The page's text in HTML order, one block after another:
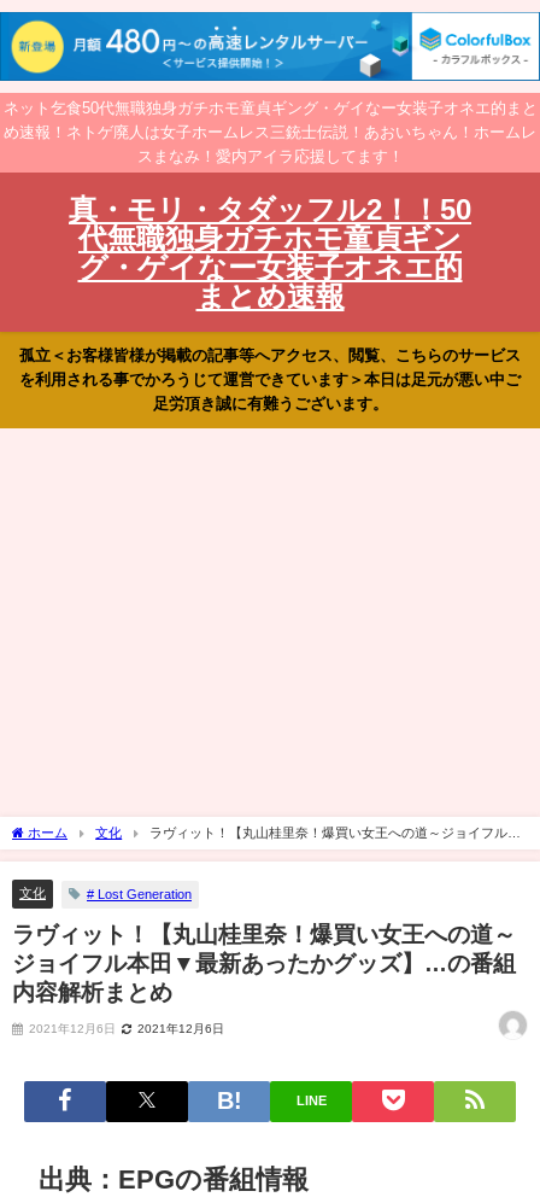
ネット乞食50代無職独身ガチホモ童貞ギング・ゲイなー女装子オネエ的まと
め速報！ネトゲ廃人は女子ホームレス三銃士伝説！あおいちゃん！ホームレ
スまなみ！愛内アイラ応援してます！
真・モリ・タダッフル2！！50
代無職独身ガチホモ童貞ギン
グ・ゲイなー女装子オネエ的
まとめ速報
孤立＜お客様皆様が掲載の記事等へアクセス、閲覧、こちらのサービス
を利用される事でかろうじて運営できています＞本日は足元が悪い中ご
足労頂き誠に有難うございます。
ホーム 文化
ラヴィット！【丸山桂里奈！爆買い女王への道～ジョイフル本
田▼最新あったかグッズ】…の番組内容解析まとめ
文化 # Lost Generation
ラヴィット！【丸山桂里奈！爆買い女王への道～
ジョイフル本田▼最新あったかグッズ】…の番組
内容解析まとめ
2021年12月6日 2021年12月6日
LINE
出典：EPGの番組情報